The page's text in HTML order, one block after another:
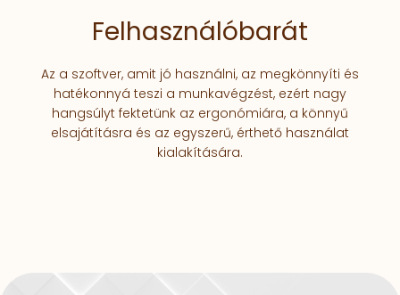
Felhasználóbarát
Az a szoftver, amit jó használni, az megkönnyíti és
hatékonnyá teszi a munkavégzést, ezért nagy
hangsúlyt fektetünk az ergonómiára, a könnyű
elsajátításra és az egyszerű, érthető használat
kialakítására.